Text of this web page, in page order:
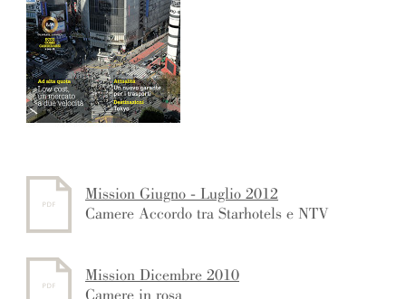
Mission Giugno - Luglio 2012
Camere Accordo tra Starhotels e NTV
Mission Dicembre 2010
Camere in rosa